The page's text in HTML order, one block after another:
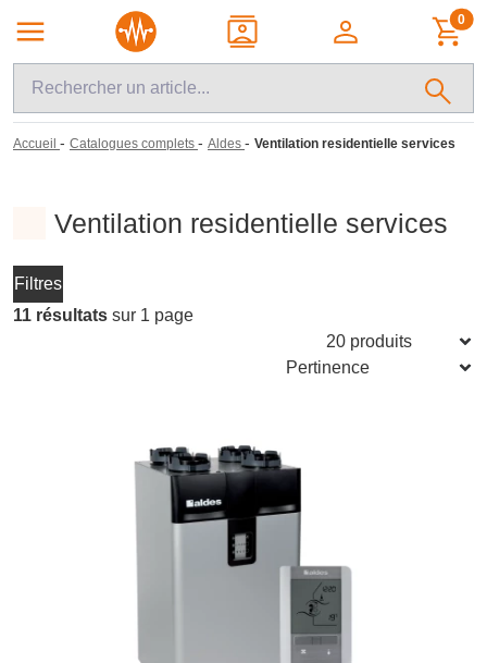
0
Accueil - Catalogues complets - Aldes - Ventilation residentielle services
Ventilation residentielle services
Filtres
11 résultats sur 1 page